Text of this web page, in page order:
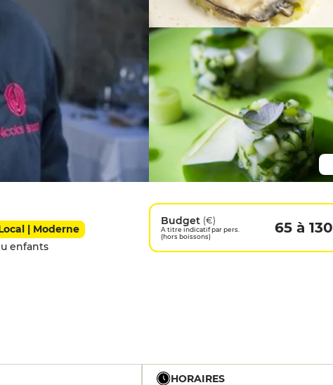
| Moderne
enfants
Budget (€)
A titre indicatif par pers.
(hors boissons)
65 à 130
HORAIRES